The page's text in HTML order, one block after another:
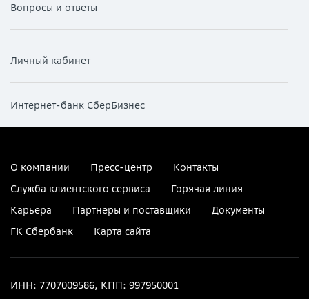
Вопросы и ответы
Личный кабинет
Интернет-банк СберБизнес
О компании Пресс-центр
Контакты
Служба клиентского сервиса
Горячая линия
Карьера
Партнеры и поставщики
Документы
ГК Сбербанк
Карта сайта
ИНН: 7707009586, КПП: 997950001